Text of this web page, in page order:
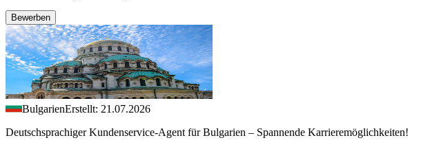
Bewerben
BulgarienErstellt: 21.07.2026
Deutschsprachiger Kundenservice-Agent für Bulgarien – Spannende Karrieremöglichkeiten!